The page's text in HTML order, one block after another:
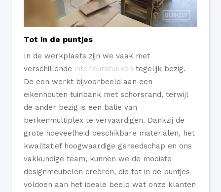
Tot in de puntjes
In de werkplaats zijn we vaak met
verschillende interieurstukken tegelijk bezig.
De een werkt bijvoorbeeld aan een
eikenhouten tuinbank met schorsrand, terwijl
de ander bezig is een balie van
berkenmultiplex te vervaardigen. Dankzij de
grote hoeveelheid beschikbare materialen, het
kwalitatief hoogwaardige gereedschap en ons
vakkundige team, kunnen we de mooiste
designmeubelen creëren, die tot in de puntjes
voldoen aan het ideale beeld wat onze klanten